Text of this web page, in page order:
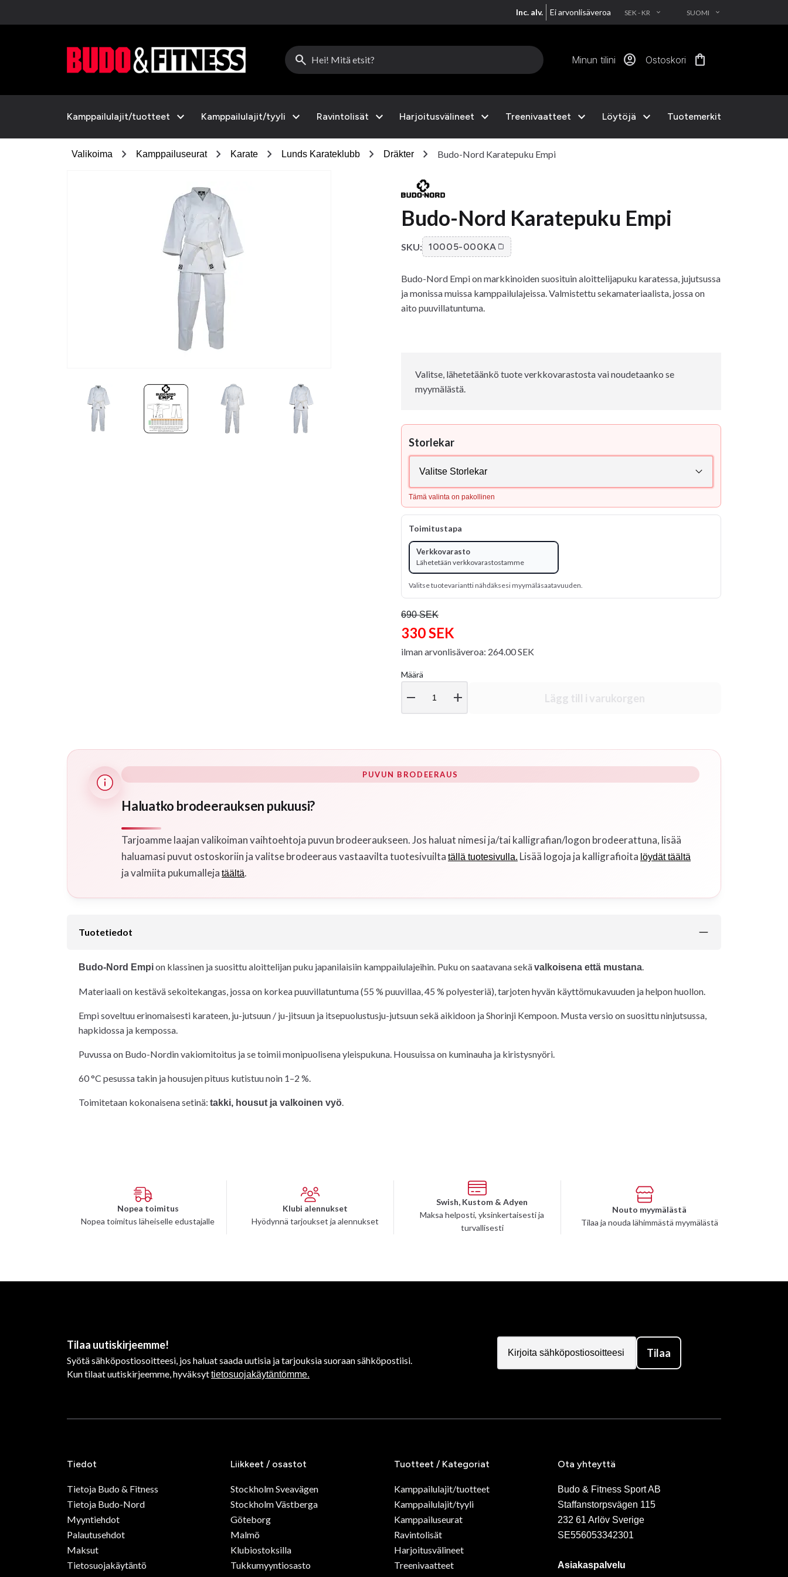
Inc. alv. Ei arvonlisäveroa SEK - KR EXPAND_MORE SUOMI EXPAND_MORE
search Minun tilini account_circle Ostoskori shopping_bag
Kamppailulajit/tuotteet expand_more Kamppailulajit/tyyli expand_more Ravintolisät expand_more Harjoitusvälineet expand_more Treenivaatteet expand_more Löytöjä expand_more Tuotemerkit
Valikoima chevron_right Kamppailuseurat chevron_right Karate chevron_right Lunds Karateklubb chevron_right Dräkter chevron_right Budo-Nord Karatepuku Empi
Budo-Nord Karatepuku Empi
SKU: 10005-000KA
Budo-Nord Empi on markkinoiden suosituin aloittelijapuku karatessa, jujutsussa
ja monissa muissa kamppailulajeissa. Valmistettu sekamateriaalista, jossa on
aito puuvillatuntuma.
Valitse, lähetetäänkö tuote verkkovarastosta vai noudetaanko se
myymälästä.
Storlekar
Tämä valinta on pakollinen
Toimitustapa
Verkkovarasto
Lähetetään verkkovarastostamme
Valitse tuotevariantti nähdäksesi myymäläsaatavuuden.
690 SEK
330 SEK
ilman arvonlisäveroa: 264.00 SEK
Määrä
remove add Lägg till i varukorgen
PUVUN BRODEERAUS
Haluatko brodeerauksen pukuusi?
Tarjoamme laajan valikoiman vaihtoehtoja puvun brodeeraukseen. Jos haluat nimesi ja/tai kalligrafian/logon brodeerattuna, lisää
haluamasi puvut ostoskoriin ja valitse brodeeraus vastaavilta tuotesivuilta tällä tuotesivulla. Lisää logoja ja kalligrafioita löydät täältä
ja valmiita pukumalleja täältä.
Tuotetiedot
Budo-Nord Empion klassinen ja suosittu aloittelijan puku japanilaisiin kamppailulajeihin. Puku on saatavana sekävalkoisena että mustana.
Materiaali on kestävä sekoitekangas, jossa on korkea puuvillatuntuma (55 % puuvillaa, 45 % polyesteriä), tarjoten hyvän käyttömukavuuden ja helpon huollon.
Empi soveltuu erinomaisesti karateen, ju-jutsuun / ju-jitsuun ja itsepuolustusju-jutsuun sekä aikidoon ja Shorinji Kempoon. Musta versio on suosittu ninjutsussa,
hapkidossa ja kempossa.
Puvussa on Budo-Nordin vakiomitoitus ja se toimii monipuolisena yleispukuna. Housuissa on kuminauha ja kiristysnyöri.
60 °C pesussa takin ja housujen pituus kutistuu noin 1–2 %.
Toimitetaan kokonaisena setinä: takki, housut ja valkoinen vyö.
Nopea toimitus
Nopea toimitus läheiselle edustajalle
Klubi alennukset
Hyödynnä tarjoukset ja alennukset
Swish, Kustom & Adyen
Maksa helposti, yksinkertaisesti ja
turvallisesti
Nouto myymälästä
Tilaa ja nouda lähimmästä myymälästä
Tilaa uutiskirjeemme!
Syötä sähköpostiosoitteesi, jos haluat saada uutisia ja tarjouksia suoraan sähköpostiisi.
Kun tilaat uutiskirjeemme, hyväksyttietosuojakäytäntömme.
Tilaa
Tiedot
Tietoja Budo & Fitness
Tietoja Budo-Nord
Myyntiehdot
Palautusehdot
Maksut
Tietosuojakäytäntö
Liikkeet / osastot
Stockholm Sveavägen
Stockholm Västberga
Göteborg
Malmö
Klubiostoksilla
Tukkumyyntiosasto
Tuotteet / Kategoriat
Kamppailulajit/tuotteet
Kamppailulajit/tyyli
Kamppailuseurat
Ravintolisät
Harjoitusvälineet
Treenivaatteet
Ota yhteyttä
Budo & Fitness Sport AB
Staffanstorpsvägen 115
232 61 Arlöv Sverige
SE556053342301
Asiakaspalvelu